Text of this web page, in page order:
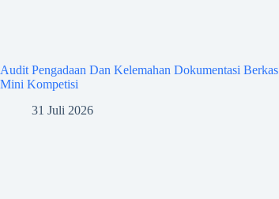
Audit Pengadaan Dan Kelemahan Dokumentasi Berkas
Mini Kompetisi
31 Juli 2026